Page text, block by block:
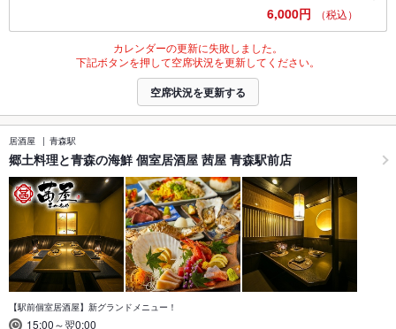
6,000円 （税込）
カレンダーの更新に失敗しました。
下記ボタンを押して空席状況を更新してください。
空席状況を更新する
居酒屋 青森駅
郷土料理と青森の海鮮 個室居酒屋 茜屋 青森駅前店
【駅前個室居酒屋】新グランドメニュー！
15:00～翌0:00